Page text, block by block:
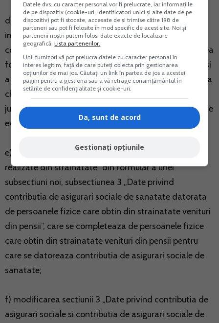
d) evidentierea la subsectiunea 1 „Date privind
impozitul pe veniturile impuse in sistem real/pe baza
cotelor forfetare de cheltuieli” a veniturilor din cedarea
folosintei bunurilor platite exclusiv in natura, precum si
a sumelor reprezentand garantie utilizata pentru plata
chiriei stabilita prin contract incheiat cu persoane
juridice sau alte entitati care au obligatia de a conduce
evidenta contabila;
e) introducerea la sectiunea 2 „Date privind veniturile
realizate din strainatate” din formular a unei
subsectiuni noi, subsectiunea 3 „Date privind
contributia de asigurari sociale de sanatate datorata
de persoanele fizice care obtin din strainatate venituri
din pensii”, care se completeaza de persoanele fizice
care obtin din strainatate venituri din pensii pentru
care se datoreaza contributia de asigurari sociale de
sanatate;
f) modificarea sectiunii 3 „Date privind contributia de
asigurari sociale si contributia de asigurari sociale de
Datele dvs. cu caracter personal vor fi prelucrate, iar informațiile
de pe dispozitiv (cookie-uri, identificatori unici și alte date de pe
dispozitiv) pot fi stocate, accesate de și trimise către 198 de
parteneri sau pot fi folosite în mod specific de acest site. Noi și
partenerii noștri putem folosi date exacte de localizare
geografică.Lista partenerilor.
Unii furnizori vă pot prelucra datele cu caracter personal în
interes legitim, față de care puteți obiecta prin gestionarea
opțiunilor de mai jos. Căutați un link în partea de jos a acestei
pagini pentru a gestiona sau a vă retrage consimțământul în
setările de confidențialitate și cookie-uri.
Da, sunt de acord
Gestionați opțiunile